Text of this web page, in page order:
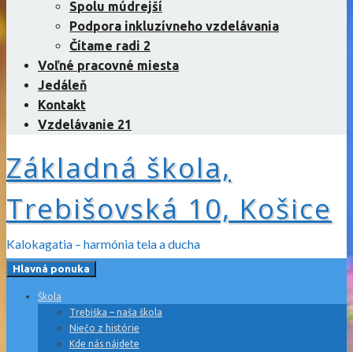
Spolu múdrejší
Podpora inkluzívneho vzdelávania
Čítame radi 2
Voľné pracovné miesta
Jedáleň
Kontakt
Vzdelávanie 21
Základná škola,
Trebišovská 10, Košice
Kalokagatia – harmónia tela a ducha
Hlavná ponuka
Škola
Trebiška – naša škola
Niečo z histórie
Kde nás nájdete